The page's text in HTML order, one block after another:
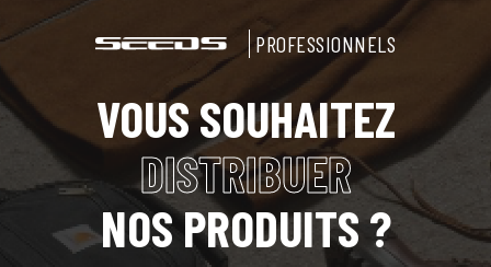
PROFESSIONNELS
VOUS SOUHAITEZ
DISTRIBUER
NOS PRODUITS ?